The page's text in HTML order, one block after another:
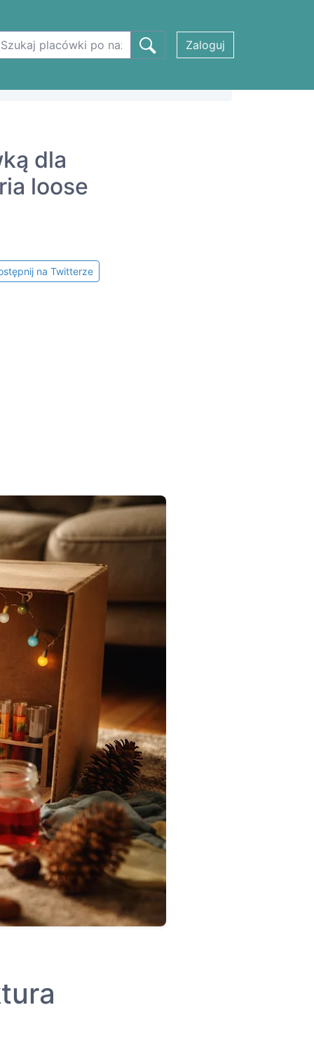
Zaloguj
dla
loose
na Twitterze